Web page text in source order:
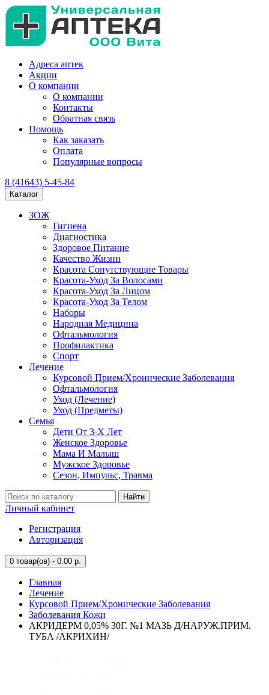
Адреса аптек
Акции
О компании
О компании
Контакты
Обратная связь
Помощь
Как заказать
Оплата
Популярные вопросы
8 (41643) 5-45-84
Каталог
ЗОЖ
Гигиена
Диагностика
Здоровое Питание
Качество Жизни
Красота Сопутствующие Товары
Красота-Уход За Волосами
Красота-Уход За Лицом
Красота-Уход За Телом
Наборы
Народная Медицина
Офтальмология
Профилактика
Спорт
Лечение
Курсовой Прием/Хронические Заболевания
Офтальмология
Уход (Лечение)
Уход (Предметы)
Семья
Дети От 3-Х Лет
Женское Здоровье
Мама И Малыш
Мужское Здоровье
Сезон, Импульс, Травма
Найти
Личный кабинет
Регистрация
Авторизация
0 товар(ов) - 0.00 р.
Главная
Лечение
Курсовой Прием/Хронические Заболевания
Заболевания Кожи
АКРИДЕРМ 0,05% 30Г. №1 МАЗЬ Д/НАРУЖ.ПРИМ.
ТУБА /АКРИХИН/